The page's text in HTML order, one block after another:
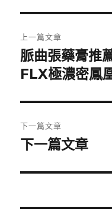
章
導
覽
上一篇文章
上
一
文
章:
脈曲張藥膏
FLX極濃密鳳
下一篇文章
下
篇
章:
下一篇文章